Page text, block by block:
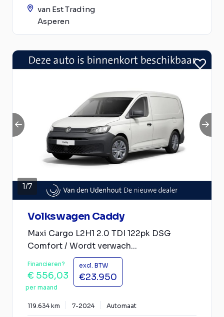
van Est Trading
Asperen
1/7
Volkswagen Caddy
Maxi Cargo L2H1 2.0 TDI 122pk DSG
Comfort / Wordt verwach...
Financieren?
€ 556,03
per maand
excl. BTW
€23.950
119.634 km 7-2024 Automaat